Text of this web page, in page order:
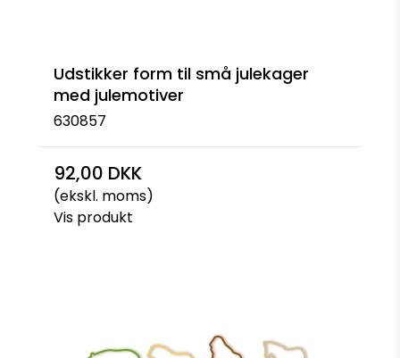
Udstikker form til små julekager
med julemotiver
630857
92,00 DKK
(ekskl. moms)
Vis produkt